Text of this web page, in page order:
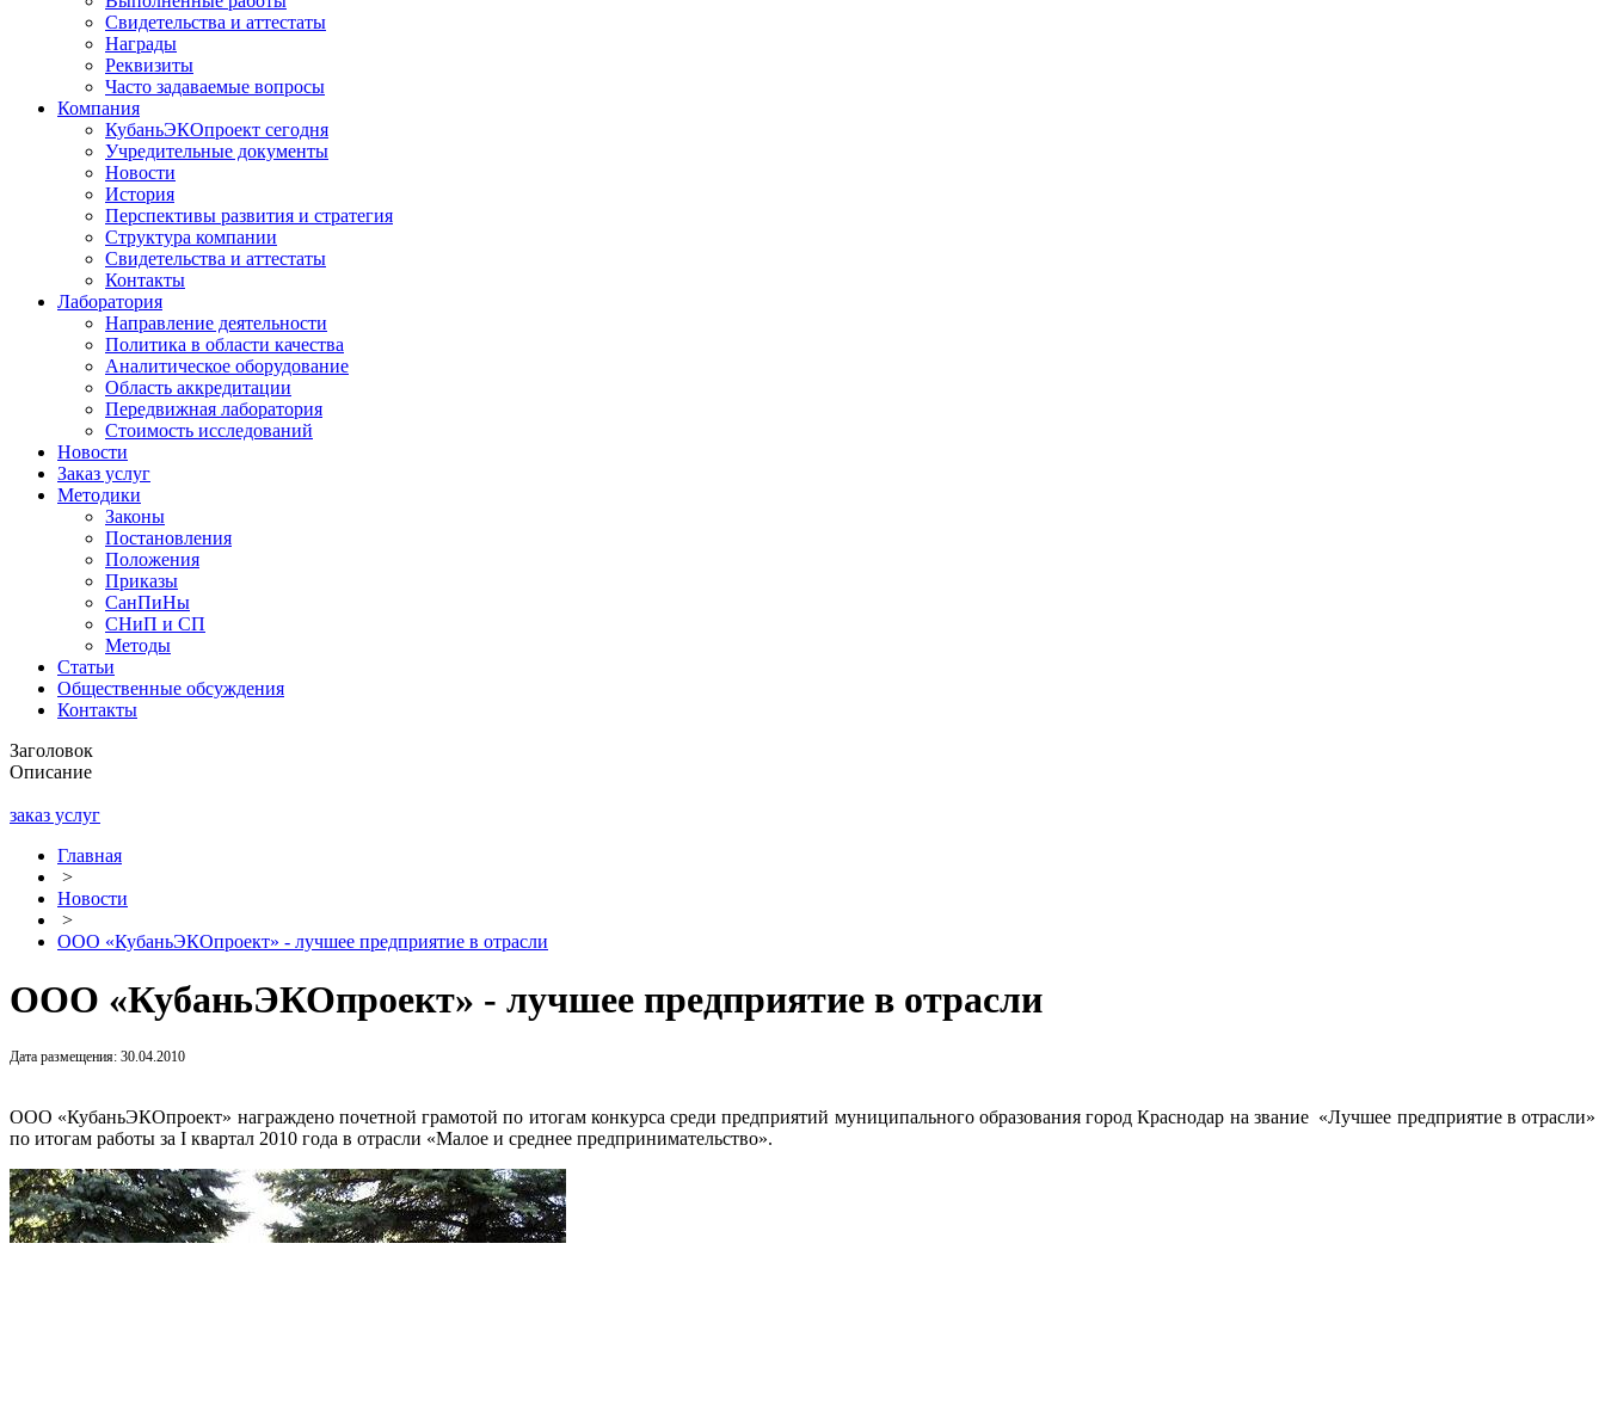
Свидетельства и аттестаты
Награды
Реквизиты
Часто задаваемые вопросы
Компания
КубаньЭКОпроект сегодня
Учредительные документы
Новости
История
Перспективы развития и стратегия
Структура компании
Свидетельства и аттестаты
Контакты
Лаборатория
Направление деятельности
Политика в области качества
Аналитическое оборудование
Область аккредитации
Передвижная лаборатория
Стоимость исследований
Новости
Заказ услуг
Методики
Законы
Постановления
Положения
Приказы
СанПиНы
СНиП и СП
Методы
Статьи
Общественные обсуждения
Контакты
Заголовок
Описание
заказ услуг
Главная
>
Новости
>
ООО «КубаньЭКОпроект» - лучшее предприятие в отрасли
ООО «КубаньЭКОпроект» - лучшее предприятие в отрасли
Дата размещения: 30.04.2010
ООО «КубаньЭКОпроект» награждено почетной грамотой по итогам конкурса среди предприятий муниципального образования город Краснодар на звание «Лучшее предприятие в отрасли»
по итогам работы за I квартал 2010 года в отрасли «Малое и среднее предпринимательство».